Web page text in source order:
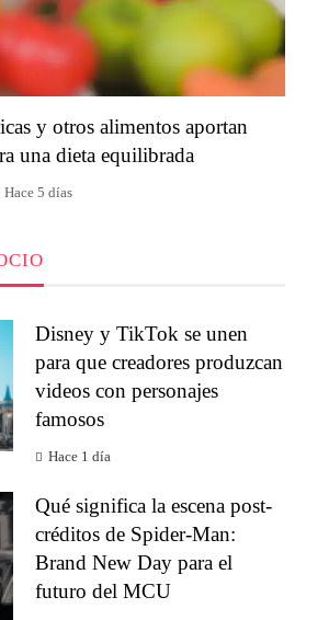
y otros alimentos aportan
una dieta equilibrada
Hace 5 días
Disney y TikTok se unen
para que creadores produzcan
videos con personajes
famosos
Hace 1 día
Qué significa la escena post-
créditos de Spider-Man:
Brand New Day para el
futuro del MCU